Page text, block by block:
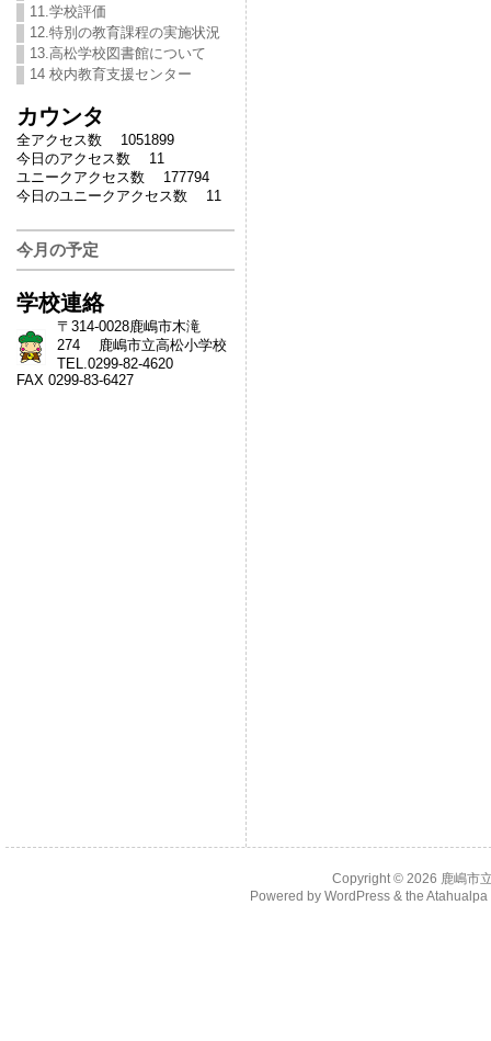
11.学校評価
12.特別の教育課程の実施状況
13.高松学校図書館について
14 校内教育支援センター
カウンタ
全アクセス数 1051899
今日のアクセス数 11
ユニークアクセス数 177794
今日のユニークアクセス数 11
今月の予定
学校連絡
〒314-0028鹿嶋市木滝
274 鹿嶋市立高松小学校
TEL.0299-82-4620
FAX 0299-83-6427
Copyright © 2026 鹿嶋市
Powered by WordPress& the Atahualpa